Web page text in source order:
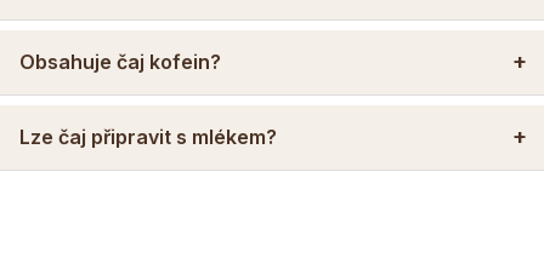
Obsahuje čaj kofein?
Lze čaj připravit s mlékem?